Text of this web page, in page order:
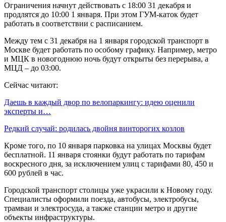
Ограничения начнут действовать с 18:00 31 декабря и
продлятся до 10:00 1 января. При этом ГУМ-каток будет
работать в соответствии с расписанием.
Между тем с 31 декабря на 1 января городской транспорт в
Москве будет работать по особому графику. Например, метро
и МЦК в новогоднюю ночь будут открыты без перерыва, а
МЦД – до 03:00.
Сейчас читают:
Даешь в каждый двор по велопаркингу: идею оценили
эксперты и…
Редкий случай: родилась двойня винторогих козлов
Кроме того, по 10 января парковка на улицах Москвы будет
бесплатной. 11 января стоянки будут работать по тарифам
воскресного дня, за исключением улиц с тарифами 80, 450 и
600 рублей в час.
Городской транспорт столицы уже украсили к Новому году.
Специалисты оформили поезда, автобусы, электробусы,
трамваи и электросуда, а также станции метро и другие
объекты инфраструктуры.